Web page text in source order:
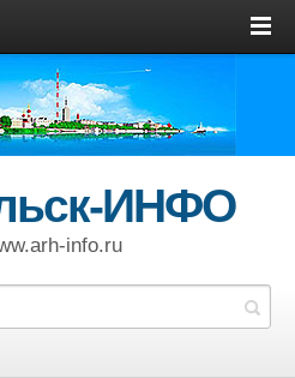
ИНФО
info.ru